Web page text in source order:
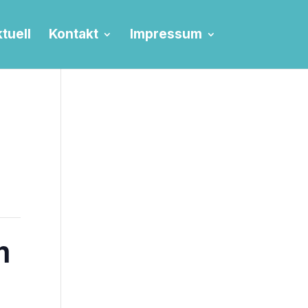
Kontakt Impressum